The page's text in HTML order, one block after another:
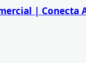
| Conecta